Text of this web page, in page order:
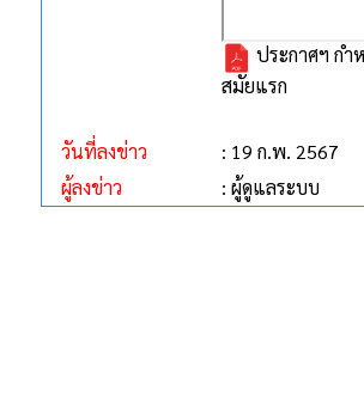
ประกาศฯ ก
สมัยแรก
วันที่ลงข่าว
: 19 ก.พ. 2567
ผู้ลงข่าว
: ผู้ดูแลระบบ